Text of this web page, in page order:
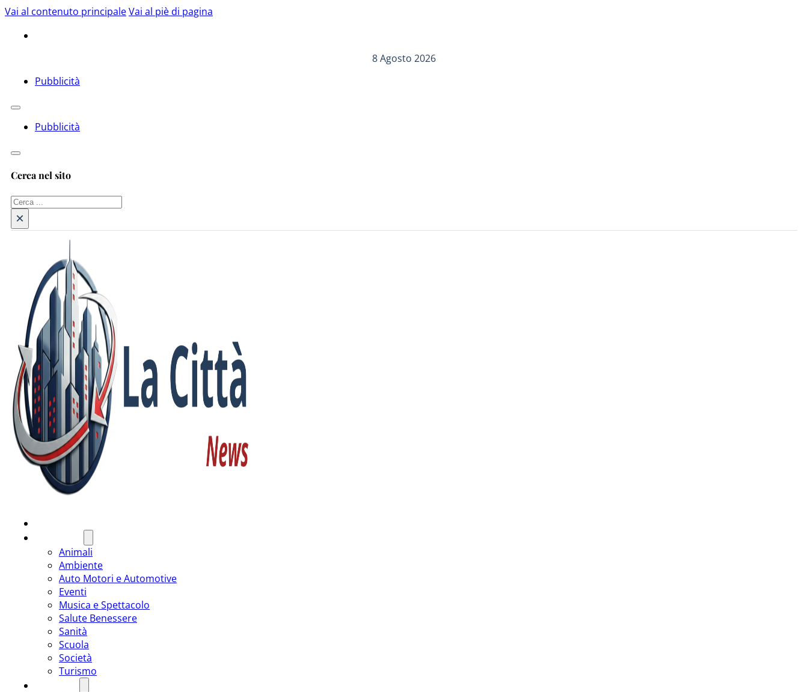
Vai al contenuto principaleVai al piè di pagina
8 Agosto 2026
Pubblicità
Pubblicità
Cerca nel sito
Cerca
×
Animali
Ambiente
Auto Motori e Automotive
Eventi
Musica e Spettacolo
Salute Benessere
Sanità
Scuola
Società
Turismo